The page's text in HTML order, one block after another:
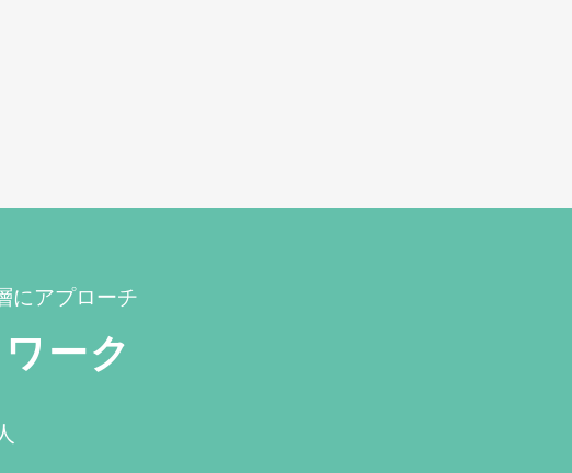
にアプローチ
ーク